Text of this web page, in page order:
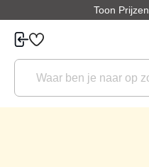
Toon Prijzen